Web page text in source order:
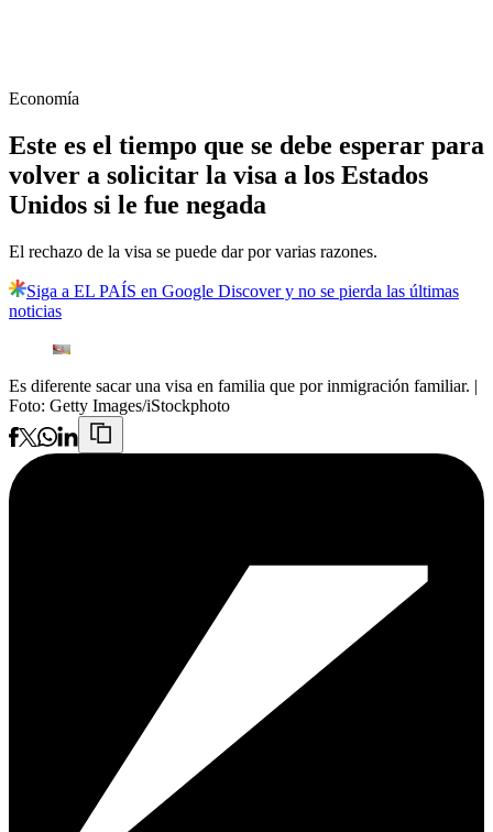
Economía
Este es el tiempo que se debe esperar para
volver a solicitar la visa a los Estados
Unidos si le fue negada
El rechazo de la visa se puede dar por varias razones.
Siga a EL PAÍS en Google Discover y no se pierda las últimas
noticias
Es diferente sacar una visa en familia que por inmigración familiar. |
Foto: Getty Images/iStockphoto